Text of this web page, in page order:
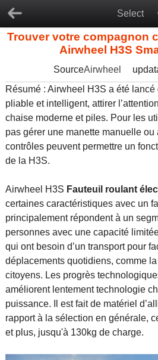
Select
Trouver votre compagnon
Airwheel H3S
SourceAirwheel
Résumé : Airwheel H3S a été
pliable et intelligent, attirer
chaise moderne et piles. Pour les
pas gérer une manette manuelle
contrôles peuvent permettre un
de la H3S.
Airwheel H3S Fauteuil roulant
certaines caractéristiques avec un
principalement répondent à un
personnes avec une capacité
qui ont besoin d’un transport pour
déplacements quotidiens, comme
citoyens. Les progrès
améliorent lentement technologie
puissance. Il est fait de matériel
rapport à la sélection en générale,
et plus, jusqu'à 130kg de charge.